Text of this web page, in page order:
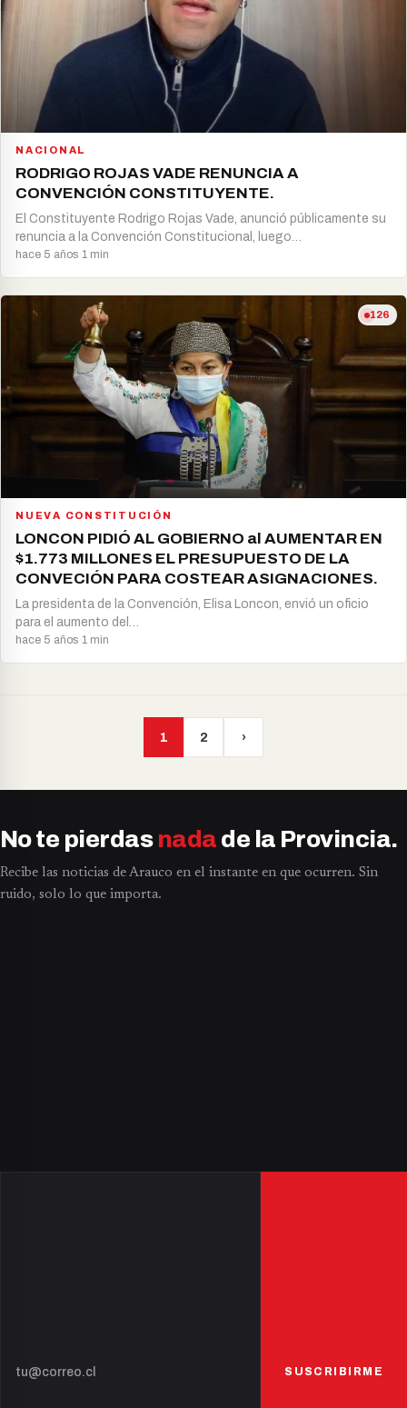
NACIONAL
RODRIGO ROJAS VADE RENUNCIA A
CONVENCIÓN CONSTITUYENTE.
El Constituyente Rodrigo Rojas Vade, anunció públicamente su
renuncia a la Convención Constitucional, luego…
hace 5 años·1 min
126
NUEVA CONSTITUCIÓN
LONCON PIDIÓ AL GOBIERNO al AUMENTAR EN
$1.773 MILLONES EL PRESUPUESTO DE LA
CONVECIÓN PARA COSTEAR ASIGNACIONES.
La presidenta de la Convención, Elisa Loncon, envió un oficio
para el aumento del…
hace 5 años·1 min
1 2 ›
No te pierdas nada de la Provincia.
Recibe las noticias de Arauco en el instante en que ocurren. Sin
ruido, solo lo que importa.
SUSCRIBIRME